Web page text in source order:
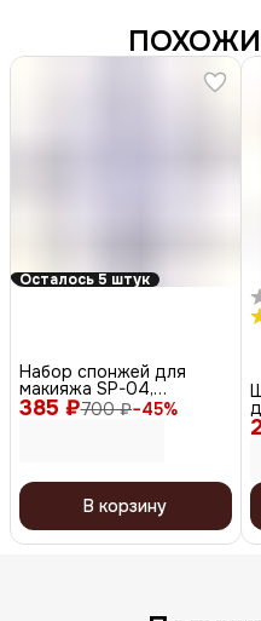
Осталось 5 штук
385 ₽700 ₽−45%
Набор спонжей для
макияжа SP-04,
треугольники, 8 шт.
В корзину